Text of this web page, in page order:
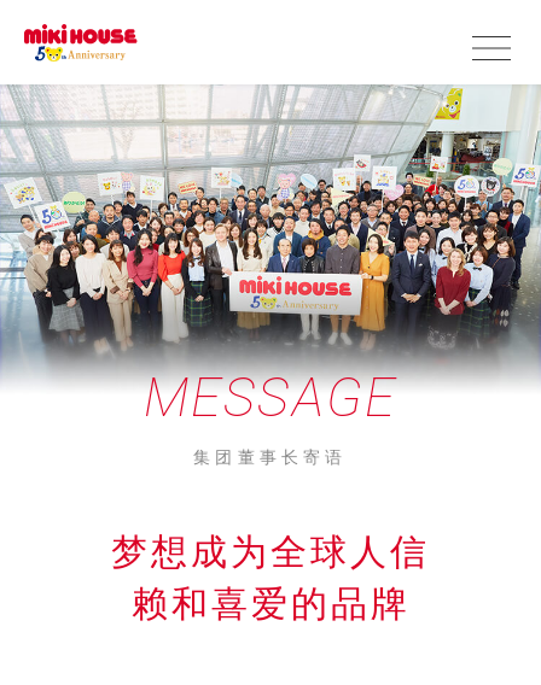
MESSAGE
集团董事长寄语
梦想成为全球人信
赖和喜爱的品牌